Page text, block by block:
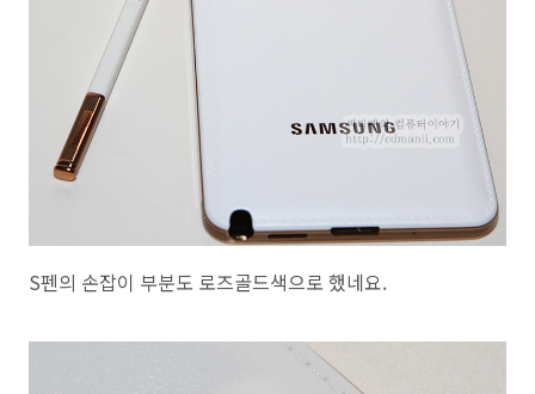
S펜의 손잡이 부분도 로즈골드색으로 했네요.